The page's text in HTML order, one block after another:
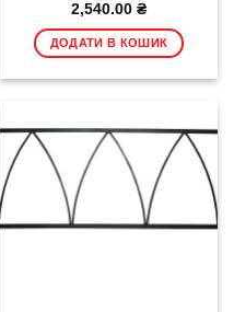
2,540.00 ₴
ДОДАТИ В КОШИК